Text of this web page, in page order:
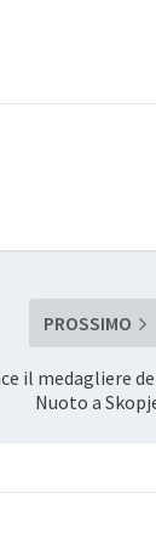
PROSSIMO
il medagliere
Nuoto a